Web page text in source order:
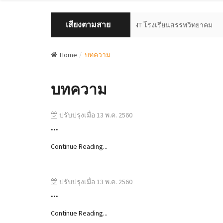
เสียงตามสาย
ยินดีต้อนรับเข้าสู่ระบบ ISTUDENT โรงเรียนสรรพวิทยาคม
Home บทความ
บทความ
ปรับปรุงเมื่อ 13 พ.ค. 2560
...
Continue Reading...
ปรับปรุงเมื่อ 13 พ.ค. 2560
...
Continue Reading...